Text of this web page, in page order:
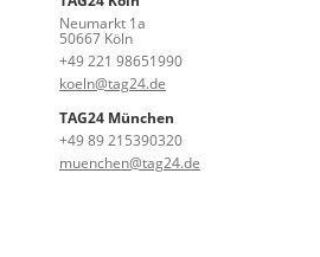
Neumarkt 1a
50667 Köln
+49 221 98651990
koeln@tag24.de
TAG24 München
+49 89 215390320
muenchen@tag24.de